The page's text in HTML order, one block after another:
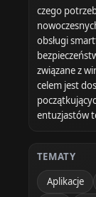
czego
obsługi
związane z
celem jest
entuzjastów
TEMATY
Aplikacje